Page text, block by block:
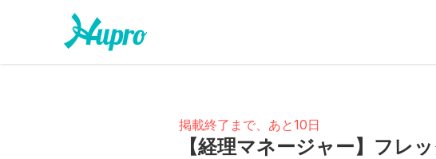
掲載終了まで、あと10日
【経理マネージャー】フレ